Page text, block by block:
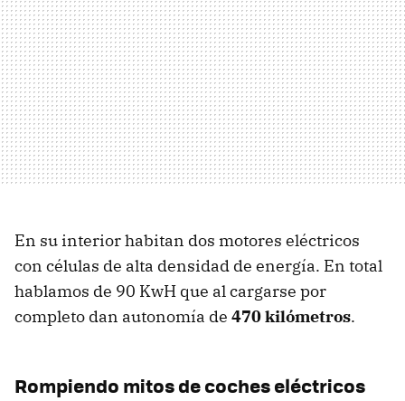
En su interior habitan dos motores eléctricos
con células de alta densidad de energía. En total
hablamos de 90 KwH que al cargarse por
completo dan autonomía de 470 kilómetros.
Rompiendo mitos de coches eléctricos